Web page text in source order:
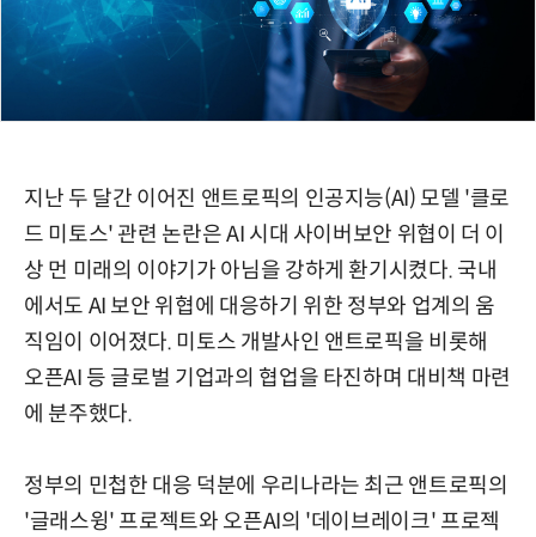
지난 두 달간 이어진 앤트로픽의 인공지능(AI) 모델 '클로
드 미토스' 관련 논란은 AI 시대 사이버보안 위협이 더 이
상 먼 미래의 이야기가 아님을 강하게 환기시켰다. 국내
에서도 AI 보안 위협에 대응하기 위한 정부와 업계의 움
직임이 이어졌다. 미토스 개발사인 앤트로픽을 비롯해
오픈AI 등 글로벌 기업과의 협업을 타진하며 대비책 마련
에 분주했다.
정부의 민첩한 대응 덕분에 우리나라는 최근 앤트로픽의
'글래스윙' 프로젝트와 오픈AI의 '데이브레이크' 프로젝